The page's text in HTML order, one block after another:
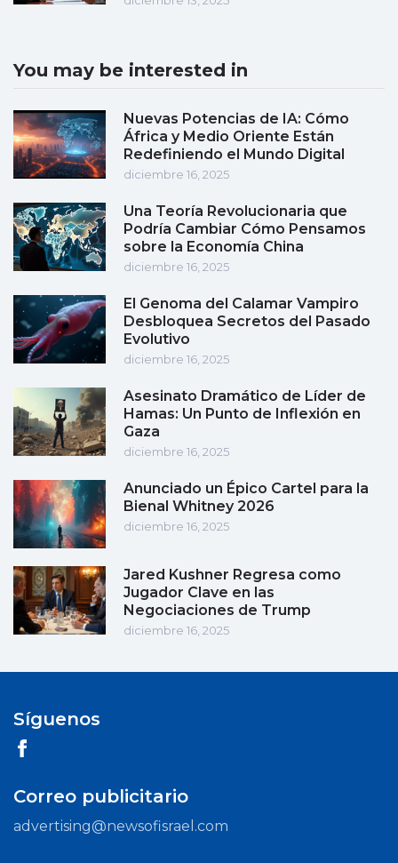
You may be interested in
Nuevas Potencias de IA: Cómo
África y Medio Oriente Están
Redefiniendo el Mundo Digital
diciembre 16, 2025
Una Teoría Revolucionaria que
Podría Cambiar Cómo Pensamos
sobre la Economía China
diciembre 16, 2025
El Genoma del Calamar Vampiro
Desbloquea Secretos del Pasado
Evolutivo
diciembre 16, 2025
Asesinato Dramático de Líder de
Hamas: Un Punto de Inflexión en
Gaza
diciembre 16, 2025
Anunciado un Épico Cartel para la
Bienal Whitney 2026
diciembre 16, 2025
Jared Kushner Regresa como
Jugador Clave en las
Negociaciones de Trump
diciembre 16, 2025
Síguenos
Correo publicitario
advertising@newsofisrael.com